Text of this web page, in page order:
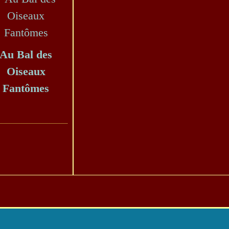
Au Bal des
Oiseaux
Fantômes